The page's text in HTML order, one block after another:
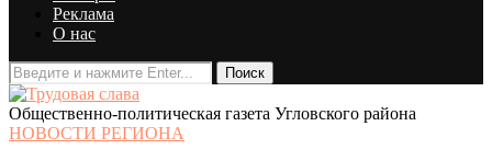
Реклама
О нас
Общественно-политическая газета Угловского района
НОВОСТИ РЕГИОНА